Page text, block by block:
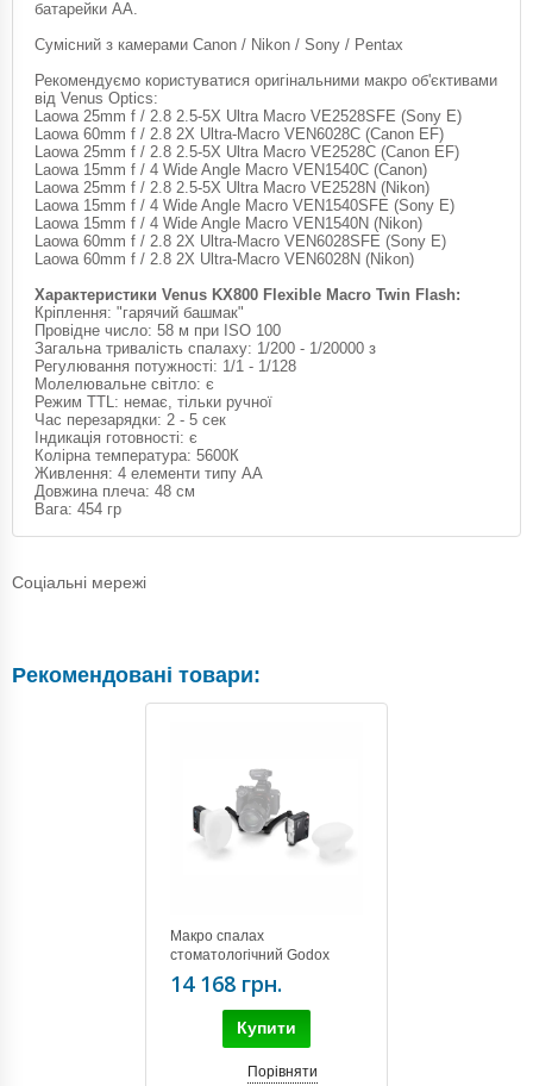
батарейки АА.
Сумісний з камерами Canon / Nikon / Sony / Pentax
Рекомендуємо користуватися оригінальними макро об'єктивами
від Venus Optics:
Laowa 25mm f / 2.8 2.5-5X Ultra Macro VE2528SFE (Sony E)
Laowa 60mm f / 2.8 2X Ultra-Macro VEN6028C (Canon EF)
Laowa 25mm f / 2.8 2.5-5X Ultra Macro VE2528C (Canon EF)
Laowa 15mm f / 4 Wide Angle Macro VEN1540C (Canon)
Laowa 25mm f / 2.8 2.5-5X Ultra Macro VE2528N (Nikon)
Laowa 15mm f / 4 Wide Angle Macro VEN1540SFE (Sony E)
Laowa 15mm f / 4 Wide Angle Macro VEN1540N (Nikon)
Laowa 60mm f / 2.8 2X Ultra-Macro VEN6028SFE (Sony E)
Laowa 60mm f / 2.8 2X Ultra-Macro VEN6028N (Nikon)
Характеристики Venus KX800 Flexible Macro Twin Flash:
Кріплення: "гарячий башмак"
Провідне число: 58 м при ISO 100
Загальна тривалість спалаху: 1/200 - 1/20000 з
Регулювання потужності: 1/1 - 1/128
Молелювальне світло: є
Режим TTL: немає, тільки ручної
Час перезарядки: 2 - 5 сек
Індикація готовності: є
Колірна температура: 5600К
Живлення: 4 елементи типу AA
Довжина плеча: 48 см
Вага: 454 гр
Соціальні мережі
Рекомендовані товари:
Макро спалах
cтоматологічний Godox
MF12-DK3 з тримачем
MF12-DK3
14 168 грн.
Купити
Порівняти